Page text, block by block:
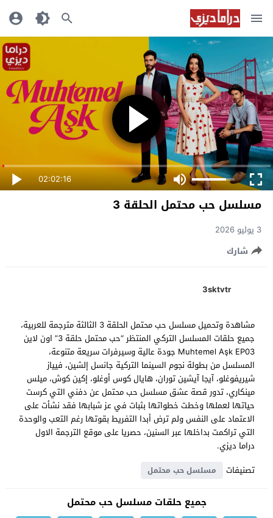
02:02:16
مسلسل حب محتمل الحلقة 3
3 يوليو 2026
شارك
3sktvtr
مشاهدة وتحميل مسلسل حب محتمل الحلقة 3 الثالثة مترجمة للعربية،
جميع حلقات المسلسل التركي المنتظر “حب محتمل حلقة 3” اون لاين
Muhtemel Aşk EP03 جودة عالية وسيرفرات سريعة متنوعة،
المسلسل من بطولة نجوم السينما التركية جانسل إلشين، فيياز
شيريفوغلو، آيجا آيشين توران، هايال كوس أوغلو، إكين كوش، ميلس
مينكاري، تدور قصة عشق مسلسل حب محتمل عن دفني التي كرست
حياتها لعملها وخطت خطواتها بثبات في عز شبابها فقد نشأت على
الاعتماد على النفس ولم ترض أبدا التفريط بقوتها رغم التعب والوحدة
التي تراكمت بداخلها عبر السنين، حصريا على موقع الترجمة الاول
دراما ديزي.
تصنيفات
مسلسل حب محتمل
جميع حلقات مسلسل حب محتمل